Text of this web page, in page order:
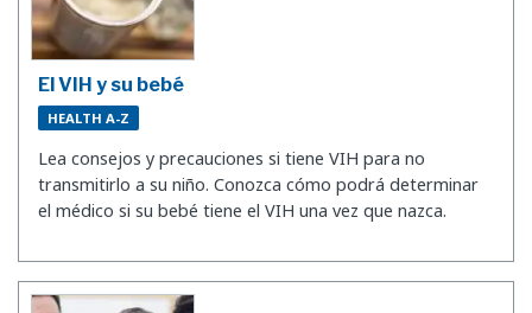
El VIH y su bebé
HEALTH A-Z
Lea consejos y precauciones si tiene VIH para no
transmitirlo a su niño. Conozca cómo podrá determinar
el médico si su bebé tiene el VIH una vez que nazca.